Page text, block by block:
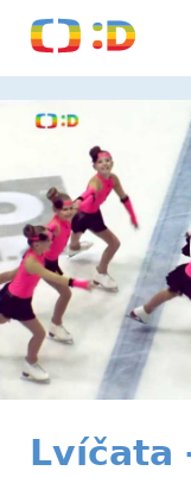
Lvíčata